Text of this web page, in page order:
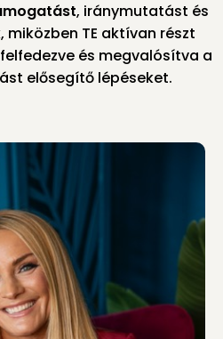
, iránymutatást és
miközben TE aktívan részt
és megvalósítva a
elősegítő lépéseket.